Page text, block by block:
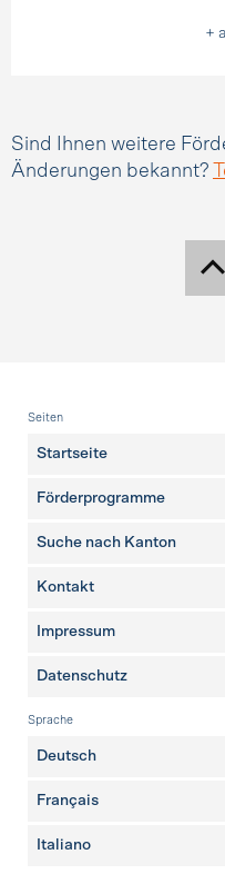
+
Sind Ihnen weitere
Änderungen bekannt?
Fusszeile
Seiten
Startseite
Förderprogramme
Suche nach Kanton
weitere Seiten
Kontakt
Impressum
Datenschutz
Sprache
Deutsch
Français
Italiano